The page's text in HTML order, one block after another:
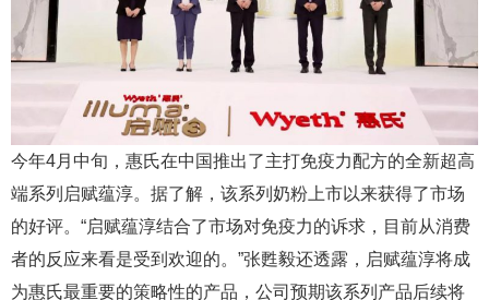
今年4月中旬，惠氏在中国推出了主打免疫力配方的全新超高
端系列启赋蕴淳。据了解，该系列奶粉上市以来获得了市场
的好评。“启赋蕴淳结合了市场对免疫力的诉求，目前从消费
者的反应来看是受到欢迎的。”张甦毅还透露，启赋蕴淳将成
为惠氏最重要的策略性的产品，公司预期该系列产品后续将